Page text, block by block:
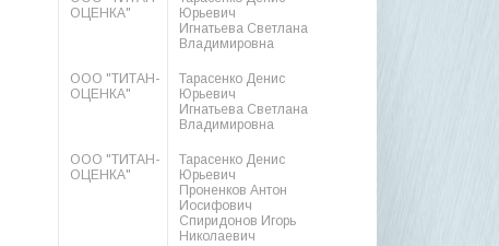
ОЦЕНКА"
Юрьевич
Игнатьева Светлана
Владимировна
ООО "ТИТАН-
ОЦЕНКА"
Тарасенко Денис
Юрьевич
Игнатьева Светлана
Владимировна
ООО "ТИТАН-
ОЦЕНКА"
Тарасенко Денис
Юрьевич
Проненков Антон
Иосифович
Спиридонов Игорь
Николаевич